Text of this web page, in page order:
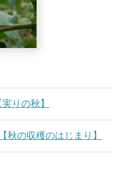
りの秋】
秋の収穫のはじまり】